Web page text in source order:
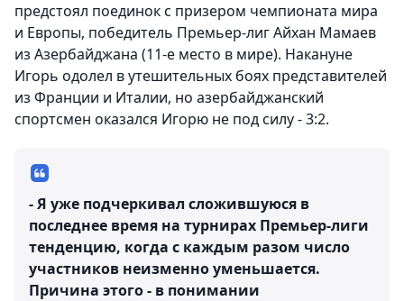
предстоял поединок с призером чемпионата мира
и Европы, победитель Премьер-лиг Айхан Мамаев
из Азербайджана (11-е место в мире). Накануне
Игорь одолел в утешительных боях представителей
из Франции и Италии, но азербайджанский
спортсмен оказался Игорю не под силу - 3:2.
- Я уже подчеркивал сложившуюся в
последнее время на турнирах Премьер-лиги
тенденцию, когда с каждым разом число
участников неизменно уменьшается.
Причина этого - в понимании